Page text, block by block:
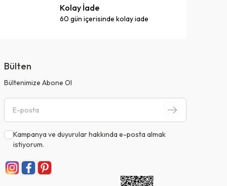
Kolay İade
60 gün içerisinde kolay iade
Bülten
Bültenimize Abone Ol
Kampanya ve duyurular hakkında e-posta almak
istiyorum.